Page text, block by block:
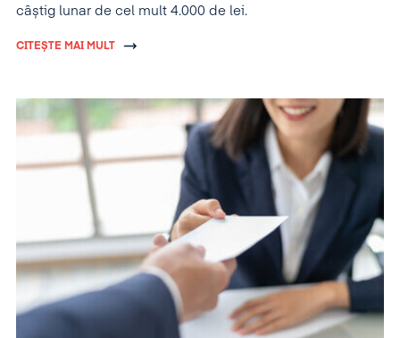
câștig lunar de cel mult 4.000 de lei.
CITEȘTE MAI MULT